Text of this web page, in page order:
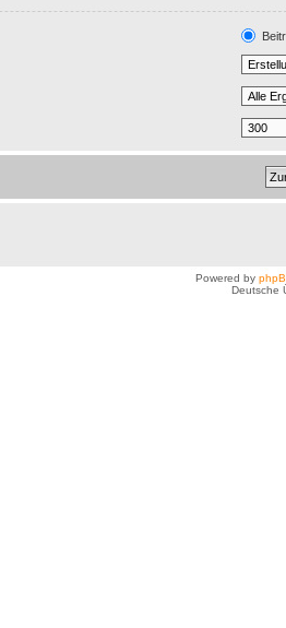
Powered by
Deutsche